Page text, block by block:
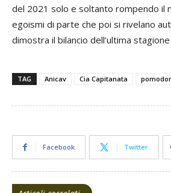
del 2021 solo e soltanto rompendo il
egoismi di parte che poi si rivelano
dimostra il bilancio dell’ultima
TAG Anicav Cia Capitanata
Facebook Twitter